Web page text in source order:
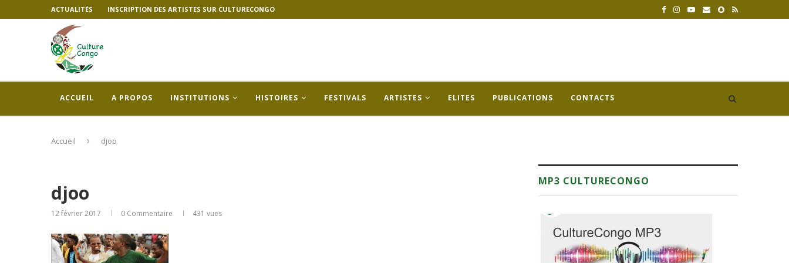
ACTUALITÉS INSCRIPTION DES ARTISTES SUR CULTURECONGO
ACCUEIL A PROPOS INSTITUTIONS HISTOIRES FESTIVALS ARTISTES ELITES PUBLICATIONS CONTACTS
Accueil djoo
djoo
12 février 2017 0 Commentaire 431 vues
MP3 CULTURECONGO